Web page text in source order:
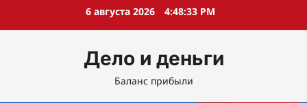
6 августа 2026 4:48:34 PM
Дело и деньги
Баланс прибыли